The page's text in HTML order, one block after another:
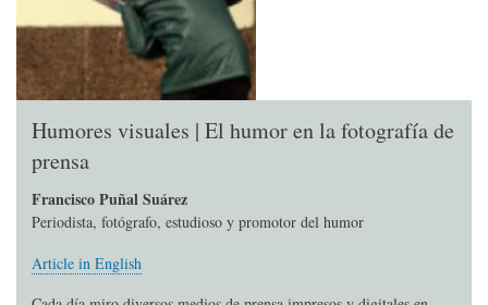
Humores visuales | El humor en la fotografía de
prensa
Francisco Puñal Suárez
Periodista, fotógrafo, estudioso y promotor del humor
Article in English